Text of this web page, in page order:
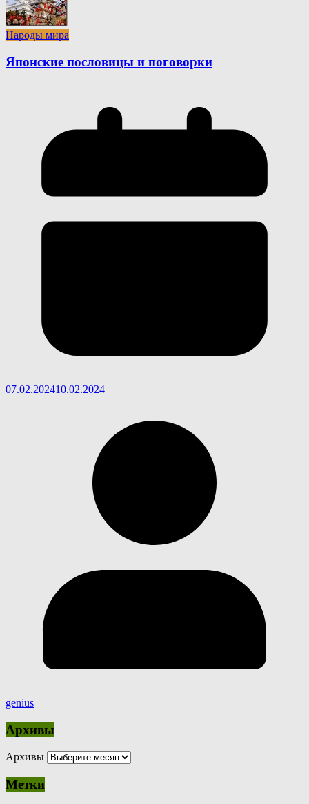
Народы мира
Японские пословицы и поговорки
07.02.202410.02.2024
genius
Архивы
Архивы
Метки